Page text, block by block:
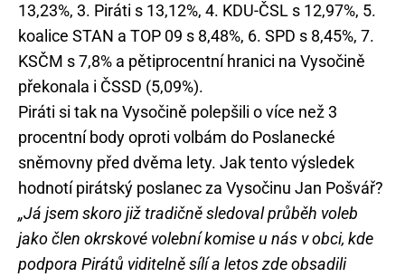
13,23%, 3. Piráti s 13,12%, 4. KDU-ČSL s 12,97%, 5.
koalice STAN a TOP 09 s 8,48%, 6. SPD s 8,45%, 7.
KSČM s 7,8% a pětiprocentní hranici na Vysočině
překonala i ČSSD (5,09%).
Piráti si tak na Vysočině polepšili o více než 3
procentní body oproti volbám do Poslanecké
sněmovny před dvěma lety. Jak tento výsledek
hodnotí pirátský poslanec za Vysočinu Jan Pošvář?
„Já jsem skoro již tradičně sledoval průběh voleb
jako člen okrskové volební komise u nás v obci, kde
podpora Pirátů viditelně sílí a letos zde obsadili